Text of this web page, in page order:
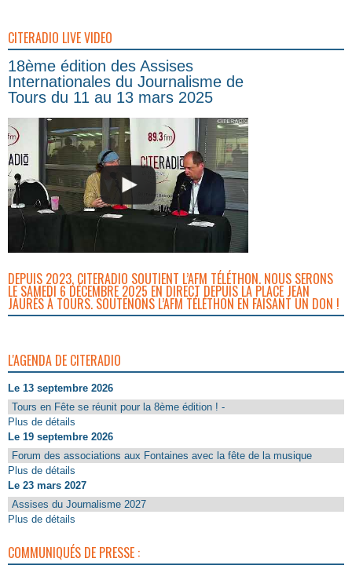
CITERADIO LIVE VIDEO
18ème édition des Assises
Internationales du Journalisme de
Tours du 11 au 13 mars 2025
DEPUIS 2023, CITERADIO SOUTIENT L’AFM TÉLÉTHON. NOUS SERONS
LE SAMEDI 6 DÉCEMBRE 2025 EN DIRECT DEPUIS LA PLACE JEAN
JAURÈS À TOURS. SOUTENONS L’AFM TÉLÉTHON EN FAISANT UN DON !
L'AGENDA DE CITERADIO
Le 13 septembre 2026
Tours en Fête se réunit pour la 8ème édition ! -
Plus de détails
Le 19 septembre 2026
Forum des associations aux Fontaines avec la fête de la musique
Plus de détails
Le 23 mars 2027
Assises du Journalisme 2027
Plus de détails
COMMUNIQUÉS DE PRESSE :